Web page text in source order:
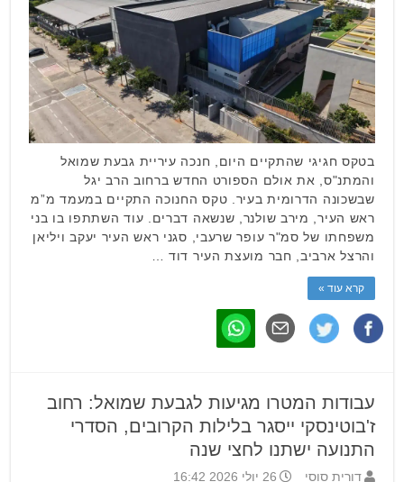
בטקס חגיגי שהתקיים היום, חנכה עיריית גבעת שמואל
והמתנ"ס, את אולם הספורט החדש ברחוב הרב יגל
שבשכונה הדרומית בעיר. טקס החנוכה התקיים במעמד מ”מ
ראש העיר, מירב שולנר, שנשאה דברים. עוד השתתפו בו בני
משפחתו של סמ"ר עופר שרעבי, סגני ראש העיר יעקב ויליאן
והרצל ארביב, חבר מועצת העיר דוד …
קרא עוד »
עבודות המטרו מגיעות לגבעת שמואל: רחוב
ז'בוטינסקי ייסגר בלילות הקרובים, הסדרי
התנועה ישתנו לחצי שנה
דורית סוסי 26 יולי 2026 16:42